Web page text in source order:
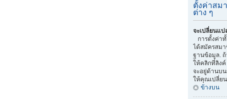
ตั้งค่าสม
ต่าง ๆ
จะเปลี่ยนแป
การตั้งค่า
ได้สมัครสมา
ฐานข้อมูล. ถ้
ให้คลิกที่ลิง
จะอยู่ด้านบ
ให้คุณเปลี่ย
ข้างบน